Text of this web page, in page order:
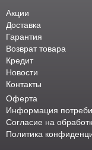
Акции
Доставка
Гарантия
Возврат товара
Кредит
Новости
Контакты
Оферта
Информация
Согласие на
Политика